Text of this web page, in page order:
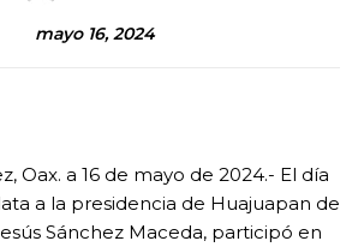
mayo 16, 2024
Oax. a 16 de mayo de 2024.- El día
a la presidencia de Huajuapan de
Sánchez Maceda, participó en